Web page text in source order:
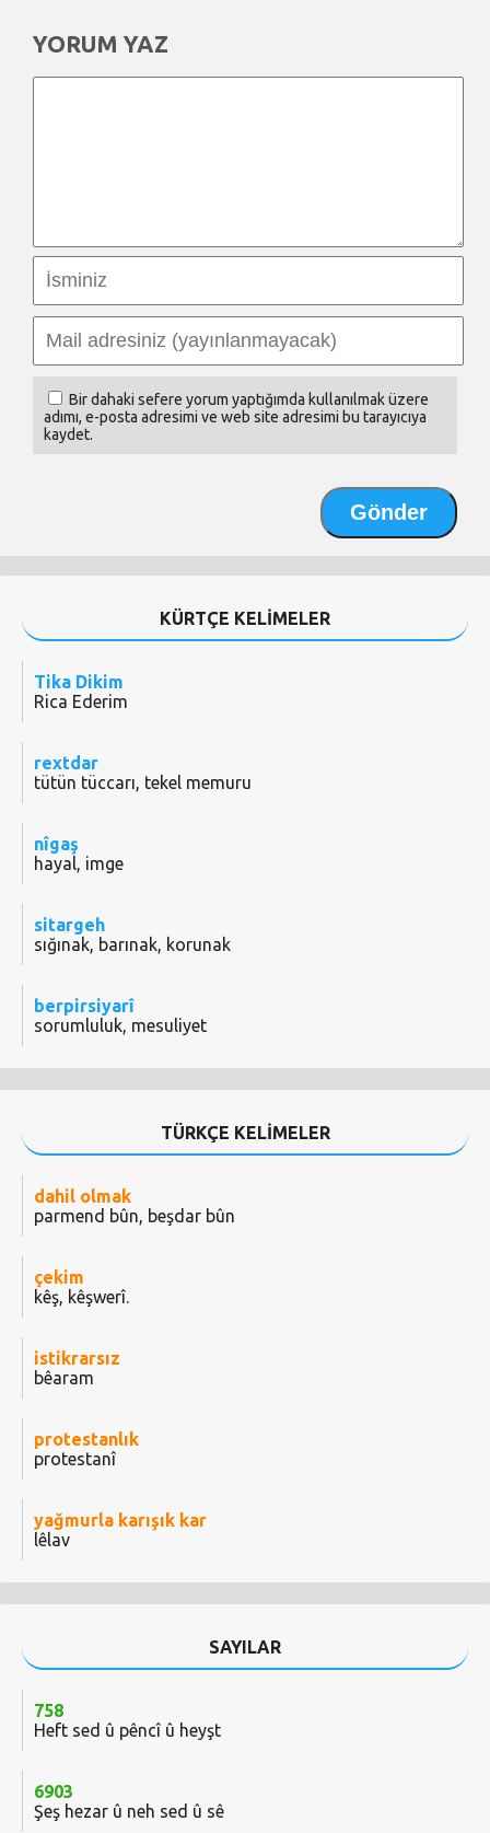
YORUM YAZ
Bir dahaki sefere yorum yaptığımda kullanılmak üzere
adımı, e-posta adresimi ve web site adresimi bu tarayıcıya
kaydet.
KÜRTÇE KELİMELER
Tika Dikim
Rica Ederim
rextdar
tütün tüccarı, tekel memuru
nîgaş
hayal, imge
sitargeh
sığınak, barınak, korunak
berpirsiyarî
sorumluluk, mesuliyet
TÜRKÇE KELİMELER
dahil olmak
parmend bûn, beşdar bûn
çekim
kêş, kêşwerî.
istikrarsız
bêaram
protestanlık
protestanî
yağmurla karışık kar
lêlav
SAYILAR
758
Heft sed û pêncî û heyşt
6903
Şeş hezar û neh sed û sê